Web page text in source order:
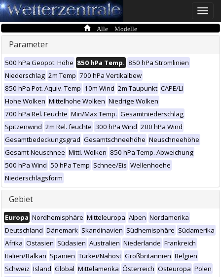
Toggle
Alle Modelle
Parameter
500 hPa Geopot. Höhe 850 hPa Temp. 850 hPa Stromlinien
Niederschlag 2m Temp 700 hPa Vertikalbew
850 hPa Pot. Äquiv. Temp 10m Wind 2m Taupunkt CAPE/LI
Hohe Wolken Mittelhohe Wolken Niedrige Wolken
700 hPa Rel. Feuchte Min/Max Temp. Gesamtniederschlag
Spitzenwind 2m Rel. feuchte 300 hPa Wind 200 hPa Wind
Gesamtbedeckungsgrad Gesamtschneehöhe Neuschneehöhe
Gesamt-Neuschnee Mittl. Wolken 850 hPa Temp. Abweichung
500 hPa Wind 50 hPa Temp Schnee/Eis Wellenhoehe
Niederschlagsform
Gebiet
Europa Nordhemisphäre Mitteleuropa Alpen Nordamerika
Deutschland Dänemark Skandinavien Südhemisphäre Südamerika
Afrika Ostasien Südasien Australien Niederlande Frankreich
Italien/Balkan Spanien Türkei/Nahost Großbritannien Belgien
Schweiz Island Global Mittelamerika Österreich Osteuropa Polen